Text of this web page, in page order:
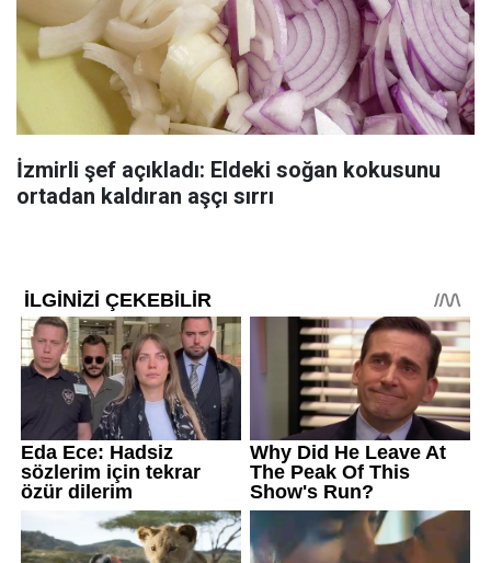
İzmirli şef açıkladı: Eldeki soğan kokusunu
ortadan kaldıran aşçı sırrı